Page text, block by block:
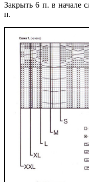
Закрыть 6 п. в начале
п.